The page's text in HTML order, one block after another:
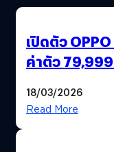
เปิดตัว
ค่าตัว 79,999
18/03/2026
Read More